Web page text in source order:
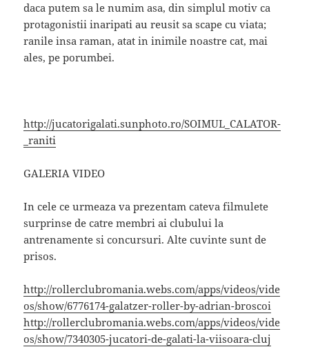
daca putem sa le numim asa, din simplul motiv ca
protagonistii inaripati au reusit sa scape cu viata;
ranile insa raman, atat in inimile noastre cat, mai
ales, pe porumbei.
http://jucatorigalati.sunphoto.ro/SOIMUL_CALATOR-
_raniti
GALERIA VIDEO
In cele ce urmeaza va prezentam cateva filmulete
surprinse de catre membri ai clubului la
antrenamente si concursuri. Alte cuvinte sunt de
prisos.
http://rollerclubromania.webs.com/apps/videos/vide
os/show/6776174-galatzer-roller-by-adrian-broscoi
http://rollerclubromania.webs.com/apps/videos/vide
os/show/7340305-jucatori-de-galati-la-viisoara-cluj